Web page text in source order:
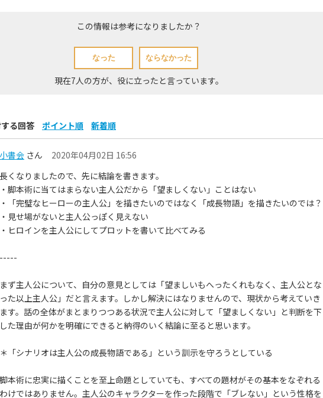
この情報は参考になりましたか？
現在7人の方が、役に立ったと言っています。
る回答 ポイント順 新着順
小書会 さん
2020年04月02日 16:56
長くなりましたので、先に結論を書きます。
・脚本術に当てはまらない主人公だから「望ましくない」ことはない
・「完璧なヒーローの主人公」を描きたいのではなく「成長物語」を描きたいのでは？
・見せ場がないと主人公っぽく見えない
・ヒロインを主人公にしてプロットを書いて比べてみる
-----
まず主人公について、自分の意見としては「望ましいもへったくれもなく、主人公とな
った以上主人公」だと言えます。しかし解決にはなりませんので、現状から考えていき
ます。話の全体がまとまりつつある状況で主人公に対して「望ましくない」と判断を下
した理由が何かを明確にできると納得のいく結論に至ると思います。
＊「シナリオは主人公の成長物語である」という訓示を守ろうとしている
脚本術に忠実に描くことを至上命題としていても、すべての題材がその基本をなぞれる
わけではありません。主人公のキャラクターを作った段階で「ブレない」という性格を